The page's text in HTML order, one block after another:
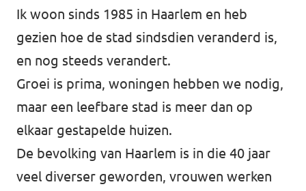
Ik woon sinds 1985 in Haarlem en heb
gezien hoe de stad sindsdien veranderd is,
en nog steeds verandert.
Groei is prima, woningen hebben we nodig,
maar een leefbare stad is meer dan op
elkaar gestapelde huizen.
De bevolking van Haarlem is in die 40 jaar
veel diverser geworden, vrouwen werken